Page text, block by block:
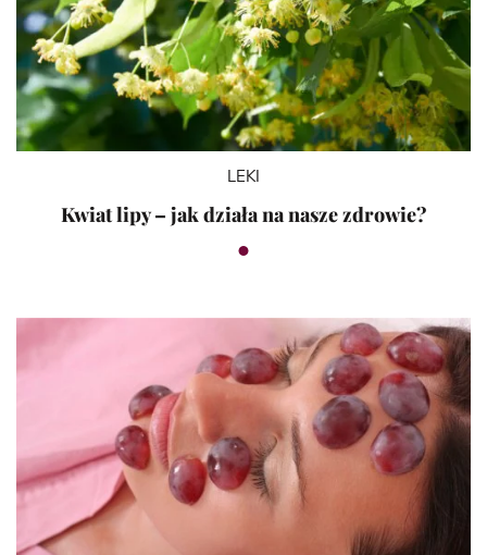
LEKI
Kwiat lipy – jak działa na nasze zdrowie?